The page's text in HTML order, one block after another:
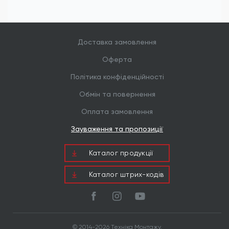
Доставка замовлення
Оферта
Політика конфіденційності
Обмін та повернення
Оплата замовлення
Зауваження та пропозиції
Каталог продукцiї
Каталог штрих-кодів
© 2014-2026 Техніка Монтажу.